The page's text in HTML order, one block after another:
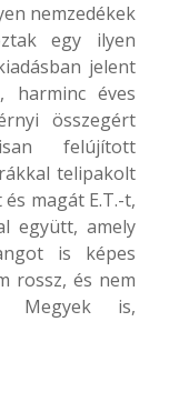
nemzedékek
egy ilyen
jelent
harminc éves
összegért
felújított
telipakolt
magát E.T.-t,
együtt, amely
is képes
rossz, és nem
Megyek is,